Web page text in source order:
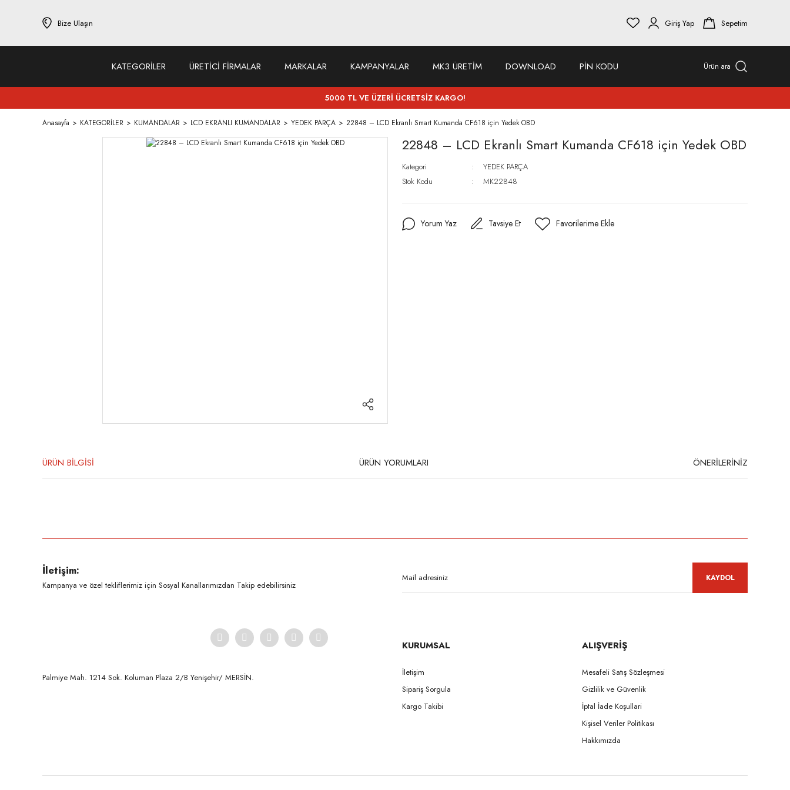
Bize Ulaşın Giriş Yap Sepetim
KATEGORİLER ÜRETİCİ FİRMALAR MARKALAR KAMPANYALAR MK3 ÜRETİM DOWNLOAD PİN KODU Ürün ara
5000 TL VE ÜZERİ ÜCRETSİZ KARGO!
Anasayfa KATEGORİLER KUMANDALAR LCD EKRANLI KUMANDALAR YEDEK PARÇA 22848 – LCD Ekranlı Smart Kumanda CF618 için Yedek OBD
22848 – LCD Ekranlı Smart Kumanda CF618 için Yedek OBD
Kategori
YEDEK PARÇA
Stok Kodu
MK22848
Yorum Yaz Tavsiye Et
ÜRÜN BİLGİSİ ÜRÜN YORUMLARI ÖNERİLERİNİZ
Ürün açıklamasında eksik bilgiler bulunuyor.
Ürün bilgilerinde hatalar bulunuyor.
İletişim:
Kampanya ve özel tekliflerimiz için Sosyal Kanallarımızdan Takip edebilirsiniz
KAYDOL
Palmiye Mah. 1214 Sok. Koluman Plaza 2/B Yenişehir/ MERSİN.ㅤㅤㅤㅤㅤㅤㅤㅤㅤㅤㅤㅤㅤㅤㅤㅤㅤㅤㅤㅤㅤㅤㅤㅤㅤㅤㅤㅤㅤㅤㅤㅤㅤㅤㅤ ㅤㅤㅤㅤㅤㅤㅤㅤㅤㅤ
KURUMSAL
İletişim
Sipariş Sorgula
Kargo Takibi
ALIŞVERİŞ
Mesafeli Satış Sözleşmesi
Gizlilik ve Güvenlik
İptal İade Koşullari
Kişisel Veriler Politikası
Hakkımızda